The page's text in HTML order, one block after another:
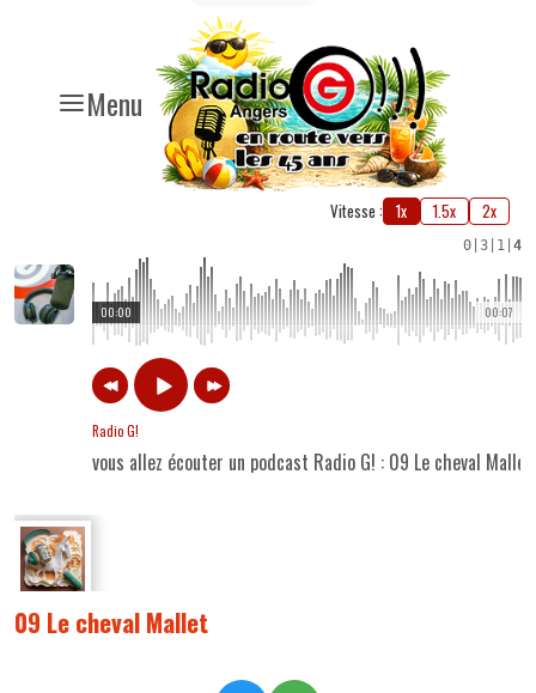
Menu
Vitesse : 1x 1.5x 2x
0 3 1 4
00:07
00:00
Radio G!
vous allez écouter un podcast Radio G! : 09 Le cheval Mallet
09 Le cheval Mallet